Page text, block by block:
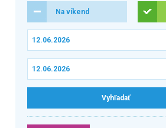
Na víkend